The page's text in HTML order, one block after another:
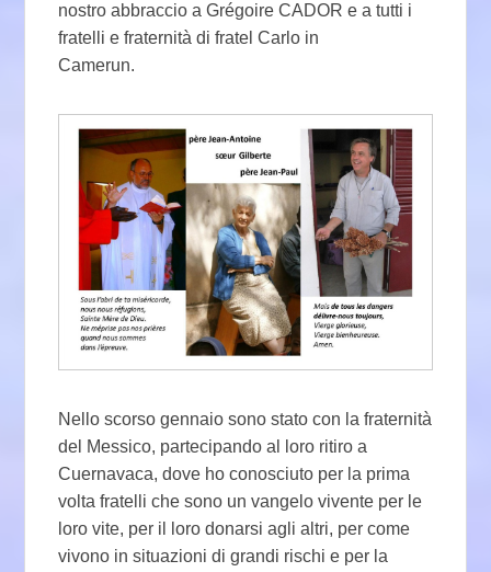
nostro abbraccio a Grégoire CADOR e a tutti i
fratelli e fraternità di fratel Carlo in
Camerun.
Nello scorso gennaio sono stato con la fraternità
del Messico, partecipando al loro ritiro a
Cuernavaca, dove ho conosciuto per la prima
volta fratelli che sono un vangelo vivente per le
loro vite, per il loro donarsi agli altri, per come
vivono in situazioni di grandi rischi e per la